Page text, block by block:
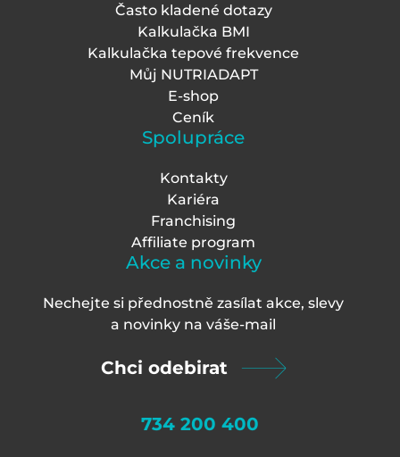
Často kladené dotazy
Kalkulačka BMI
Kalkulačka tepové frekvence
Můj NUTRIADAPT
E-shop
Ceník
Spolupráce
Kontakty
Kariéra
Franchising
Affiliate program
Akce a novinky
Nechejte si přednostně zasílat akce, slevy
a novinky na váše-mail
Chci odebirat
734 200 400